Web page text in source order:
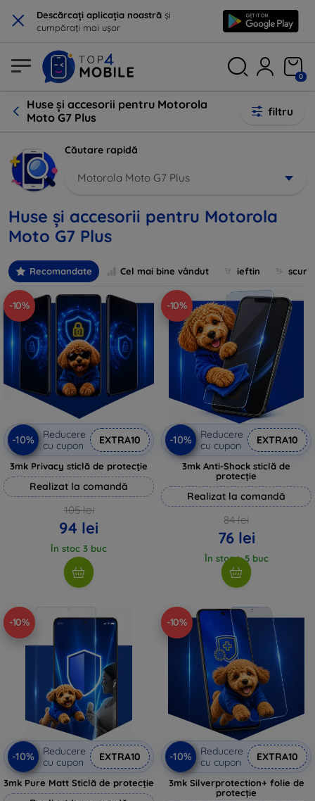
× Descărcați aplicația noastră și
cumpărați mai ușor
0
Huse și accesorii pentru Motorola
Moto G7 Plus
filtru
Căutare rapidă
Motorola Moto G7 Plus
Huse și accesorii pentru Motorola
Moto G7 Plus
Recomandate Cel mai bine vândut ieftin
-10%
-10%
Reducere
cu cupon
EXTRA10
3mk Privacy sticlă de protecție
Realizat la comandă
105 lei
94 lei
În stoc 3 buc
-10%
-10%
Reducere
cu cupon
EXTRA10
3mk Anti-Shock sticlă de
protecție
Realizat la comandă
84 lei
76 lei
În stoc > 5 buc
-10%
-10%
Reducere
cu cupon
EXTRA10
3mk Pure Matt Sticlă de protecție
-10%
-10%
Reducere
cu cupon
EXTRA10
3mk Silverprotection+ folie de
protecție